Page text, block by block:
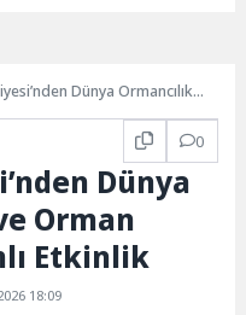
Dünya Ormancılık
0
Dünya
Orman
Etkinlik
18:09